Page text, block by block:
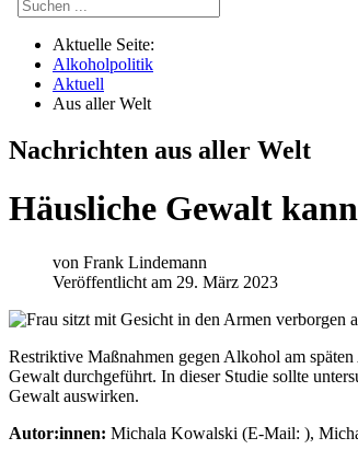
Aktuelle Seite:
Alkoholpolitik
Aktuell
Aus aller Welt
Nachrichten aus aller Welt
Häusliche Gewalt
von Frank Lindemann
Veröffentlicht am 29. März 2023
Restriktive Maßnahmen gegen Alkohol am
Gewalt durchgeführt. In dieser Studie sollte
Gewalt auswirken.
Autor:innen: Michala Kowalski (E-Mail: ),